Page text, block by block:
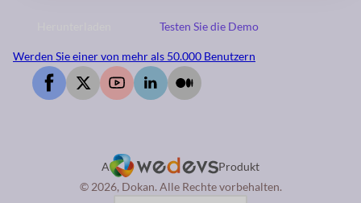
Testen Sie die Demo
Werden Sie einer von mehr als 50.000 Benutzern
A
Produkt
© 2026, Dokan. Alle Rechte vorbehalten.